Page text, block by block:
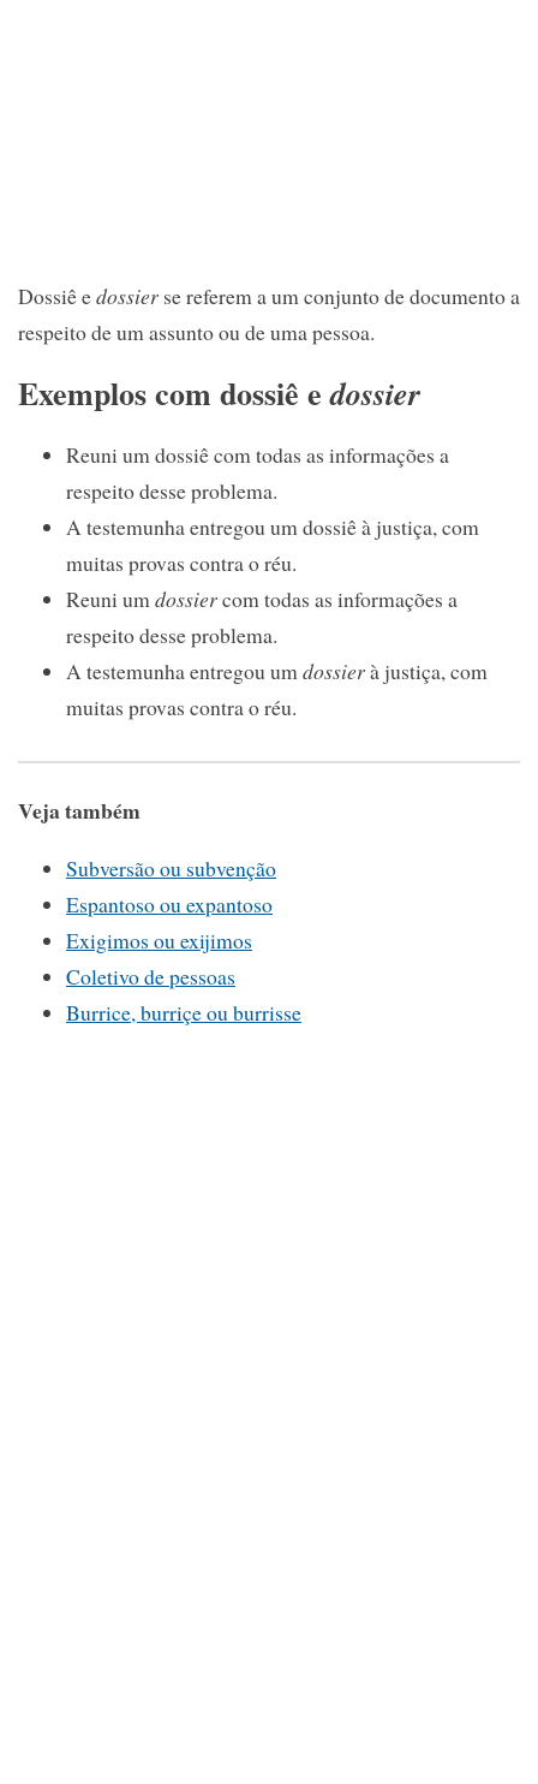
Dossiê edossier se referem a um conjunto de documento a
respeito de um assunto ou de uma pessoa.
Exemplos com dossiê edossier
Reuni um dossiê com todas as informações a
respeito desse problema.
A testemunha entregou um dossiê à justiça, com
muitas provas contra o réu.
Reuni umdossiercom todas as informações a
respeito desse problema.
A testemunha entregou umdossierà justiça, com
muitas provas contra o réu.
Veja também
Subversão ou subvenção
Espantoso ou expantoso
Exigimos ou exijimos
Coletivo de pessoas
Burrice, burriçe ou burrisse